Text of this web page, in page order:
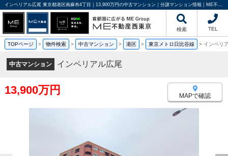
インペリアル広尾 東京都港区南麻布4丁目｜13,900万円の中古マンション｜分譲マンション情報｜ME不動産西東京
検索 TEL
TOPページ > 物件検索 > 中古マンション > 港区 > 東京メトロ日比谷線 > インペリ
中古マンション インペリアル広尾
13,900万円 MAPで確認